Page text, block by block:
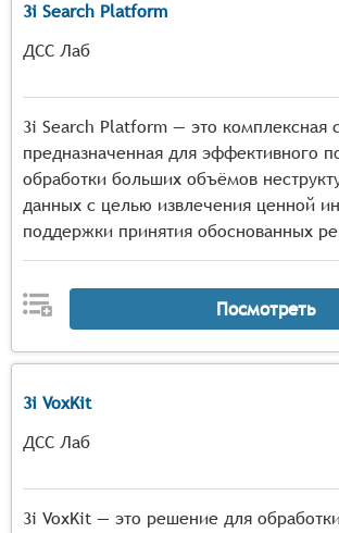
3i Search Platform
ДСС Лаб
3i Search Platform — это комплексная
предназначенная для эффективного
обработки больших объёмов
данных с целью извлечения ценной
поддержки принятия обоснованных
Посмотреть
3i VoxKit
ДСС Лаб
3i VoxKit — это решение для